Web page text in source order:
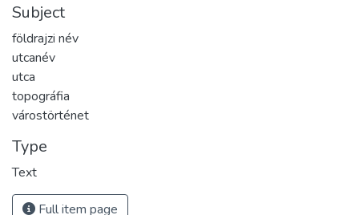
Subject
földrajzi név
utcanév
utca
topográfia
várostörténet
Type
Text
Full item page